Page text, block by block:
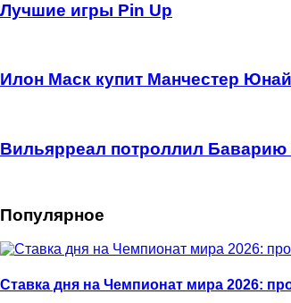
Лучшие игры Pin Up
Илон Маск купит Манчестер
Вильярреал потроллил
Популярное
Ставка дня на Чемпионат мира 2026: